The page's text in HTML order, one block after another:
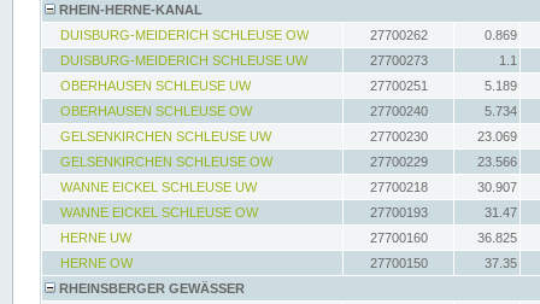
RHEIN-HERNE-KANAL
DUISBURG-MEIDERICH SCHLEUSE OW
27700262
0.869
DUISBURG-MEIDERICH SCHLEUSE UW
27700273
1.1
OBERHAUSEN SCHLEUSE UW
27700251
5.189
OBERHAUSEN SCHLEUSE OW
27700240
5.734
GELSENKIRCHEN SCHLEUSE UW
27700230
23.069
GELSENKIRCHEN SCHLEUSE OW
27700229
23.566
WANNE EICKEL SCHLEUSE UW
27700218
30.907
WANNE EICKEL SCHLEUSE OW
27700193
31.47
HERNE UW
27700160
36.825
HERNE OW
27700150
37.35
RHEINSBERGER GEWÄSSER